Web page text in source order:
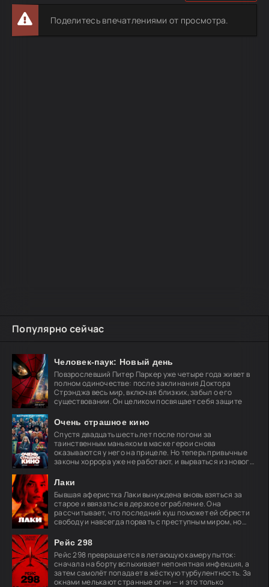
Популярно сейчас
Человек-паук: Новый день
Повзрослевший Питер Паркер уже четыре года живет в
полном одиночестве: после заклинания Доктора
Стрэнджа весь мир, включая близких, забыл о его
существовании. Он целиком посвящает себя защите
Очень страшное кино
Спустя двадцать шесть лет после погони за
таинственным маньяком в маске герои снова
оказываются у него на прицеле. Но теперь привычные
законы хоррора уже не работают, и вырваться из нового
Лаки
Бывшая аферистка Лаки вынуждена вновь взяться за
старое и ввязаться в дерзкое ограбление. Она
рассчитывает, что последний куш поможет ей обрести
свободу и навсегда порвать с преступным миром, но
Рейс 298
Рейс 298 превращается в летающую камеру пыток:
сначала на борту вспыхивает непонятная инфекция, а
затем самолёт попадает в жёсткую турбулентность. За
окнами мелькают странные огни — и это только
Поделитесь впечатлениями от просмотра.